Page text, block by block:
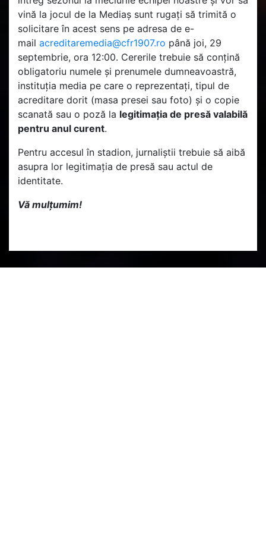
vină la jocul de la Mediaș sunt rugați să trimită o
solicitare în acest sens pe adresa de e-
mail acreditaremedia@cfr1907.ro până joi, 29
septembrie, ora 12:00. Cererile trebuie să conțină
obligatoriu numele și prenumele dumneavoastră,
instituția media pe care o reprezentați, tipul de
acreditare dorit (masa presei sau foto) și o copie
scanată sau o poză la legitimația de presă valabilă
pentru anul curent.
Pentru accesul în stadion, jurnaliștii trebuie să aibă
asupra lor legitimația de presă sau actul de
identitate.
Vă mulțumim!